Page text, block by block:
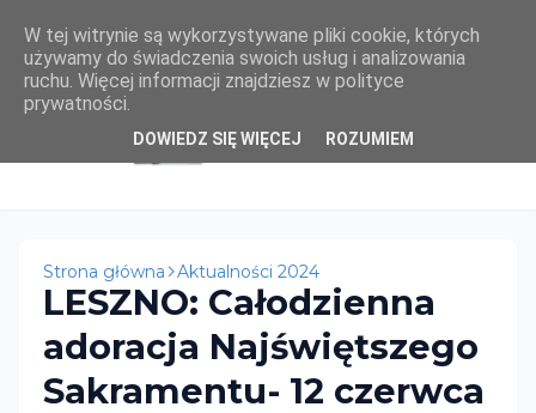
Strona główna Aktualności 2024
LESZNO: Całodzienna
adoracja Najświętszego
Sakramentu- 12 czerwca
W tej witrynie są wykorzystywane pliki cookie, których
używamy do świadczenia swoich usług i analizowania
ruchu. Więcej informacji znajdziesz w polityce
prywatności.
DOWIEDZ SIĘ WIĘCEJ ROZUMIEM